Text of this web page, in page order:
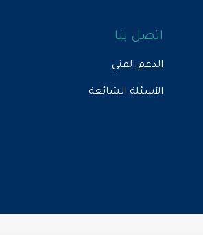
اتصل بنا
الدعم الفني
الأسئلة الشائعة